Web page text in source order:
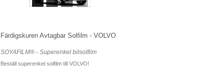
Färdigskuren Avtagbar Solfilm - VOLVO
SOYAFILM® - Superenkel bilsolfilm
Beställ superenkel solfilm till VOLVO!